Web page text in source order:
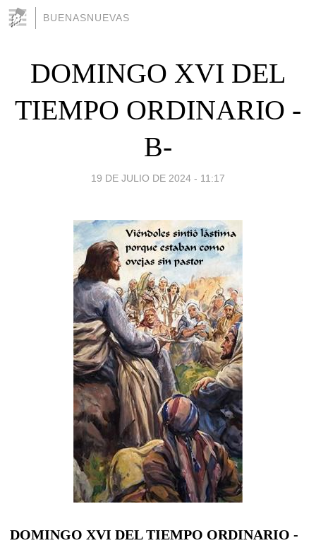
BUENASNUEVAS
DOMINGO XVI DEL
TIEMPO ORDINARIO -
B-
19 DE JULIO DE 2024 - 11:17
DOMINGO XVI DEL TIEMPO ORDINARIO -